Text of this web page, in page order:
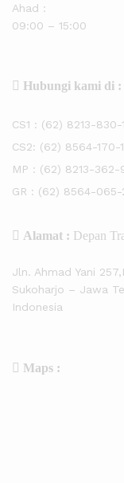
Ahad :
09:00 – 15:00
Hubungi kami di :
CS1 : (62) 8213-830-
CS2: (62) 8564-170-
MP : (62) 8213-362-
GR : (62) 8564-065-
Alamat : Depan
Jln. Ahmad Yani
Sukoharjo – Jawa
Indonesia
Maps :